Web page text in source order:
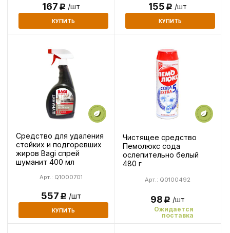
167Р /шт
КУПИТЬ
155Р /шт
КУПИТЬ
Средство для удаления
стойких и подгоревших
жиров Bagi спрей
шуманит 400 мл
Арт.: Q1000701
557Р /шт
КУПИТЬ
Чистящее средство
Пемолюкс сода
ослепительно белый
480 г
Арт.: Q0100492
98Р /шт
Ожидается
поставка